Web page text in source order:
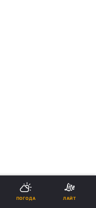
ПОГОДА ЛАЙТ